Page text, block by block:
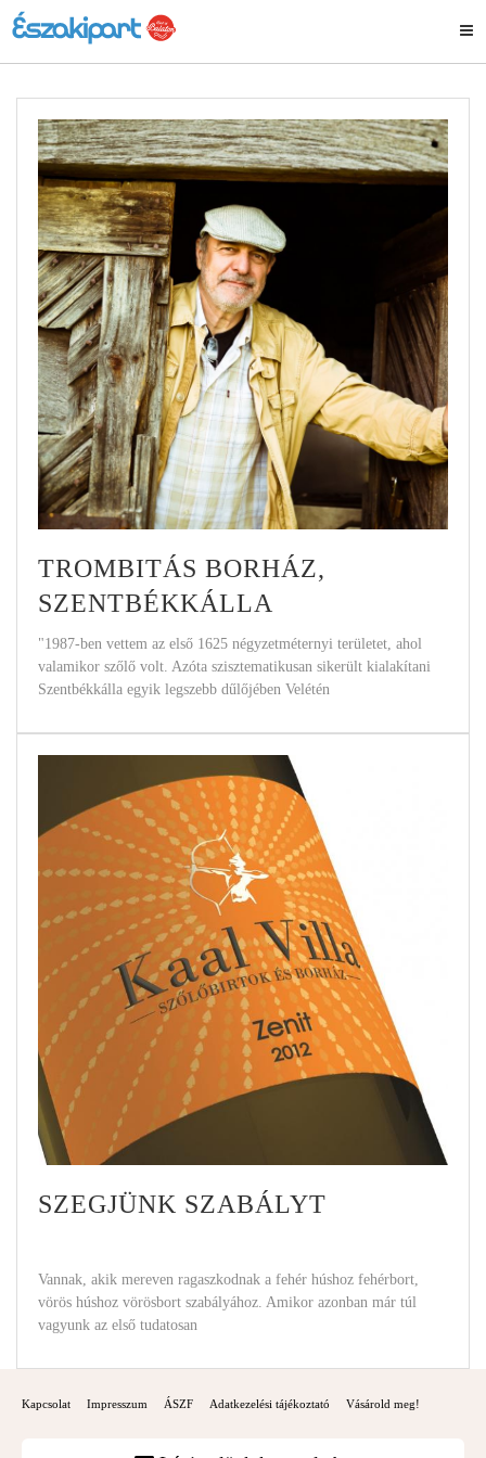
TROMBITÁS BORHÁZ,
SZENTBÉKKÁLLA
"1987-ben vettem az első 1625 négyzetméternyi területet, ahol
valamikor szőlő volt. Azóta szisztematikusan sikerült kialakítani
Szentbékkálla egyik legszebb dűlőjében Velétén
SZEGJÜNK SZABÁLYT
Vannak, akik mereven ragaszkodnak a fehér húshoz fehérbort,
vörös húshoz vörösbort szabályához. Amikor azonban már túl
vagyunk az első tudatosan
Kapcsolat Impresszum ÁSZF Adatkezelési tájékoztató Vásárold meg!